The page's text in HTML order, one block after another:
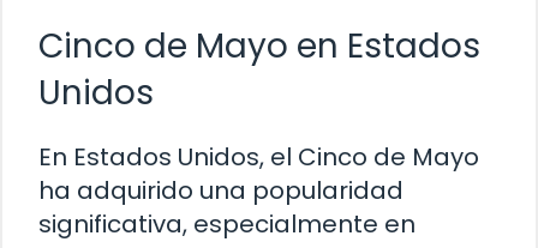
Cinco de Mayo en Estados
Unidos
En Estados Unidos, el Cinco de Mayo
ha adquirido una popularidad
significativa, especialmente en